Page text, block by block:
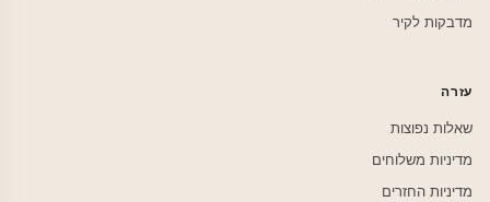
מדבקות לקיר
עזרה
שאלות נפוצות
מדיניות משלוחים
מדיניות החזרים